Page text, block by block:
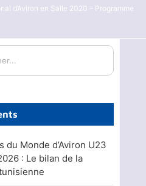
d’Aviron en Salle 2020 – Programme
du Monde d’Aviron U23
: Le bilan de la